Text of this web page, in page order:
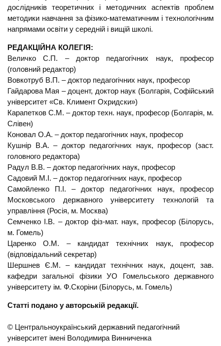
дослідників теоретичних і методичних аспектів проблем
методики навчання за фізико-математичним і технологічним
напрямами освіти у середній і вищій школі.
РЕДАКЦІЙНА КОЛЕГІЯ:
Величко С.П. – доктор педагогічних наук, професор
(головний редактор)
Вовкотруб В.П. – доктор педагогічних наук, професор
Гайдарова Мая – доцент, доктор наук (Болгарія, Софійський
університет «Св. Климент Охридски»)
Карапетков С.М. – доктор техн. наук, професор (Болгарія, м.
Слівен)
Коновал О.А. – доктор педагогічних наук, професор
Кушнір В.А. – доктор педагогічних наук, професор (заст.
головного редактора)
Радул В.В. – доктор педагогічних наук, професор
Садовий М.І. – доктор педагогічних наук, професор
Самойленко П.І. – доктор педагогічних наук, професор
Московського державного університету технологій та
управління (Росія, м. Москва)
Семченко І.В. – доктор фіз-мат. наук, професор (Білорусь,
м. Гомель)
Царенко О.М. – кандидат технічних наук, професор
(відповідальний секретар)
Шершнев Є.М. – кандидат технічних наук, доцент, зав.
кафедри загальної фізики УО Гомельського державного
університету ім. Ф.Скоріни (Білорусь, м. Гомель)
Статті подано у авторській редакції.
© Центральноукраїнський державний педагогічний
університет імені Володимира Винниченка